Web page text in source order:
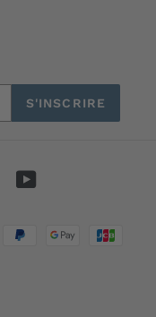
S'INSCRIRE